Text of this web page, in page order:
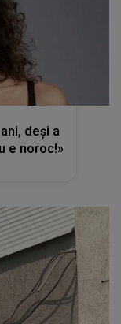
deși a
e noroc!»